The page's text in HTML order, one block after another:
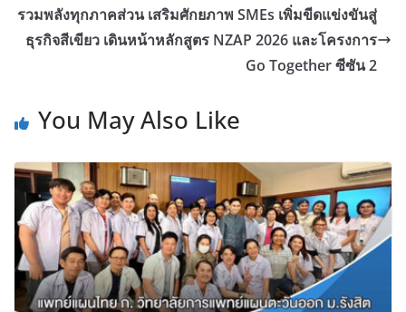
รวมพลังทุกภาคส่วน เสริมศักยภาพ SMEs เพิ่มขีดแข่งขันสู่
ธุรกิจสีเขียว เดินหน้าหลักสูตร NZAP 2026 และโครงการ
Go Together ซีซัน 2
You May Also Like